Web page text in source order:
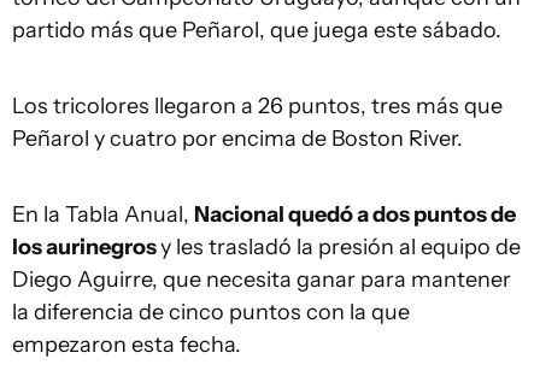
partido más que Peñarol, que juega este sábado.
Los tricolores llegaron a 26 puntos, tres más que
Peñarol y cuatro por encima de Boston River.
En la Tabla Anual, Nacional quedó a dos puntos de
los aurinegrosy les trasladó la presión al equipo de
Diego Aguirre, que necesita ganar para mantener
la diferencia de cinco puntos con la que
empezaron esta fecha.